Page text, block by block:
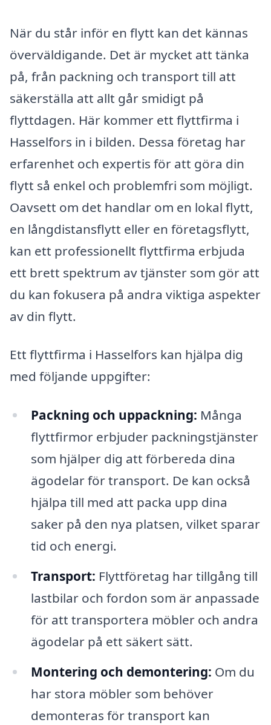
När du står inför en flytt kan det kännas
överväldigande. Det är mycket att tänka
på, från packning och transport till att
säkerställa att allt går smidigt på
flyttdagen. Här kommer ett flyttfirma i
Hasselfors in i bilden. Dessa företag har
erfarenhet och expertis för att göra din
flytt så enkel och problemfri som möjligt.
Oavsett om det handlar om en lokal flytt,
en långdistansflytt eller en företagsflytt,
kan ett professionellt flyttfirma erbjuda
ett brett spektrum av tjänster som gör att
du kan fokusera på andra viktiga aspekter
av din flytt.
Ett flyttfirma i Hasselfors kan hjälpa dig
med följande uppgifter:
Packning och uppackning: Många
flyttfirmor erbjuder packningstjänster
som hjälper dig att förbereda dina
ägodelar för transport. De kan också
hjälpa till med att packa upp dina
saker på den nya platsen, vilket sparar
tid och energi.
Transport: Flyttföretag har tillgång till
lastbilar och fordon som är anpassade
för att transportera möbler och andra
ägodelar på ett säkert sätt.
Montering och demontering: Om du
har stora möbler som behöver
demonteras för transport kan